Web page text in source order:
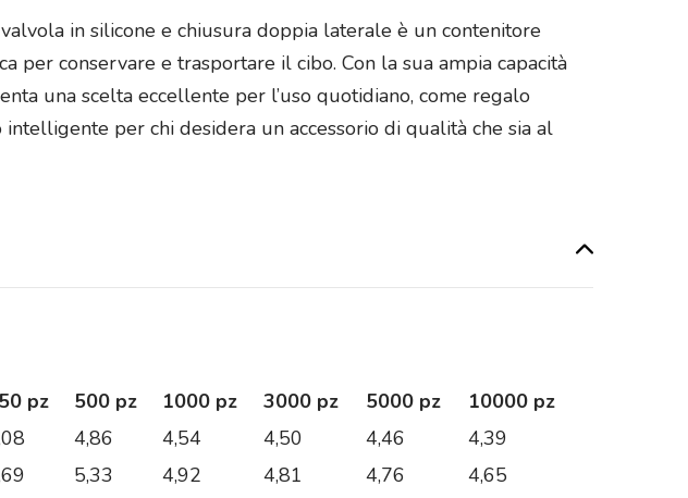
in silicone e chiusura doppia laterale è un contenitore
per conservare e trasportare il cibo. Con la sua ampia capacità
una scelta eccellente per l’uso quotidiano, come regalo
per chi desidera un accessorio di qualità che sia al
pz 500 pz 1000 pz 3000 pz 5000 pz
10000 pz
4,86 4,54 4,50 4,46
4,39
5,33 4,92 4,81 4,76
4,65